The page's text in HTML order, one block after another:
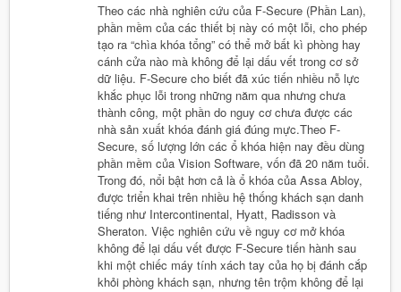
Theo các nhà nghiên cứu của F-Secure (Phần Lan),
phần mềm của các thiết bị này có một lỗi, cho phép
tạo ra “chìa khóa tổng” có thể mở bất kì phòng hay
cánh cửa nào mà không để lại dấu vết trong cơ sở
dữ liệu. F-Secure cho biết đã xúc tiến nhiều nỗ lực
khắc phục lỗi trong những năm qua nhưng chưa
thành công, một phần do nguy cơ chưa được các
nhà sản xuất khóa đánh giá đúng mực.Theo F-
Secure, số lượng lớn các ổ khóa hiện nay đều dùng
phần mềm của Vision Software, vốn đã 20 năm tuổi.
Trong đó, nổi bật hơn cả là ổ khóa của Assa Abloy,
được triển khai trên nhiều hệ thống khách sạn danh
tiếng như Intercontinental, Hyatt, Radisson và
Sheraton. Việc nghiên cứu về nguy cơ mở khóa
không để lại dấu vết được F-Secure tiến hành sau
khi một chiếc máy tính xách tay của họ bị đánh cắp
khỏi phòng khách sạn, nhưng tên trộm không để lại